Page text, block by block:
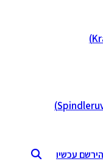
הירשם עכשיו